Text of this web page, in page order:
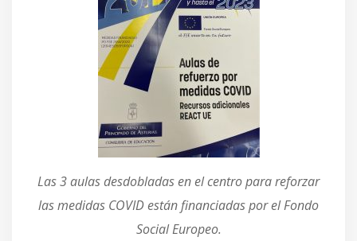
Las 3 aulas desdobladas en el centro para reforzar
las medidas COVID están financiadas por el Fondo
Social Europeo.